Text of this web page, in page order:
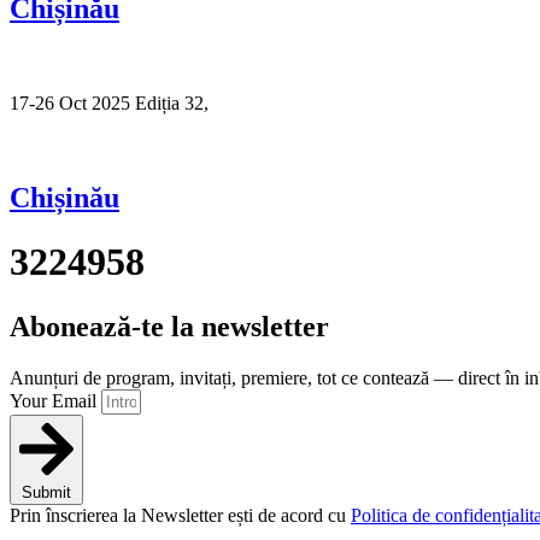
Chișinău
17-26 Oct 2025 Ediția 32,
Chișinău
3224958
Abonează-te la newsletter
Anunțuri de program, invitați, premiere, tot ce contează — direct în
Your Email
Submit
Prin înscrierea la Newsletter ești de acord cu Politica de